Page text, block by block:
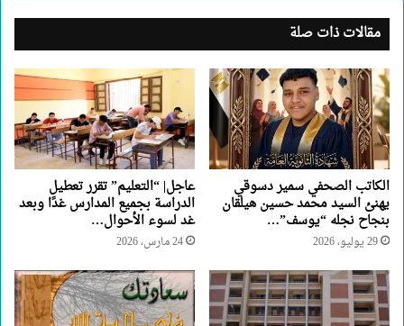
مقالات ذات صلة
الكاتب الصحفي سمير دسوقي
يهنئ السيد محمد حسين هيلقان
بنجاح نجله “يوسف”…
29 يوليو، 2026
عاجل| “التعليم” تقرر تعطيل
الدراسة بجميع المدارس غدًا وبعد
غد لسوء الأحوال…
24 مارس، 2026